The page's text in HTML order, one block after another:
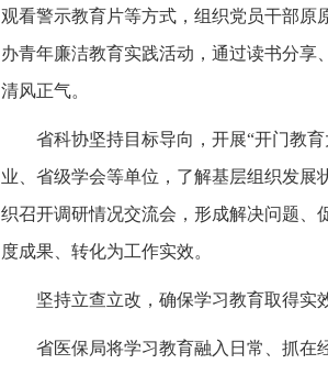
观看警示教育片等方式，组织党员干部原
办青年廉洁教育实践活动，通过读书分
清风正气。
省科协坚持目标导向，开展“开门教
业、省级学会等单位，了解基层组织发展
织召开调研情况交流会，形成解决问题、
度成果、转化为工作实效。
坚持立查立改，确保学习教育取得实
省医保局将学习教育融入日常、抓在